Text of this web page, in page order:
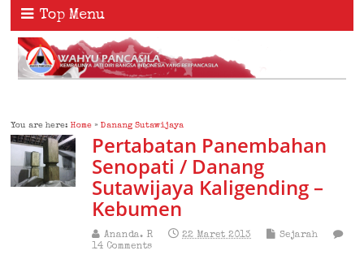
Top Menu
You are here:Home »Danang Sutawijaya
Pertabatan Panembahan
Senopati / Danang
Sutawijaya Kaligending –
Kebumen
Ananda. R 22 Maret 2013
Sejarah
14 Comments